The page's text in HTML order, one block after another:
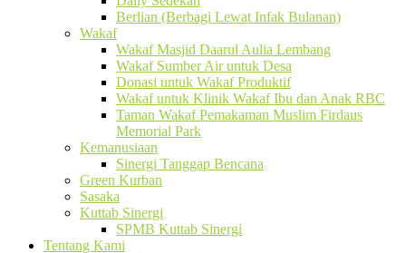
Berlian (Berbagi Lewat Infak Bulanan)
Wakaf
Wakaf Masjid Daarul Aulia Lembang
Wakaf Sumber Air untuk Desa
Donasi untuk Wakaf Produktif
Wakaf untuk Klinik Wakaf Ibu dan Anak RBC
Taman Wakaf Pemakaman Muslim Firdaus
Memorial Park
Kemanusiaan
Sinergi Tanggap Bencana
Green Kurban
Sasaka
Kuttab Sinergi
SPMB Kuttab Sinergi
Tentang Kami